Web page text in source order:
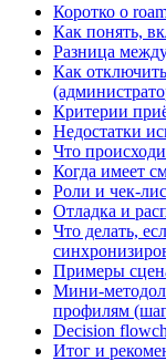
Коротко о
Как понять,
Разница
Как
Критерии
Недостатки
Что
Когда имеет
Роли и
Отладка и
Что делать,
Примеры
профилям
Decision
Итог и